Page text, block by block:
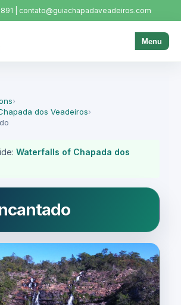
| contato@guiachapadaveadeiros.com
Menu
›
dos Veadeiros›
Waterfalls of Chapada dos